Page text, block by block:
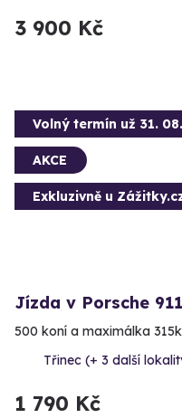
3 900 Kč
Volný termín už 31.
AKCE
Exkluzivně u
Jízda v Porsche
500 koní a maximálka
Třinec (+ 3 další
1 790 Kč